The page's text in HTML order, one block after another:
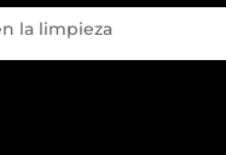
la limpieza